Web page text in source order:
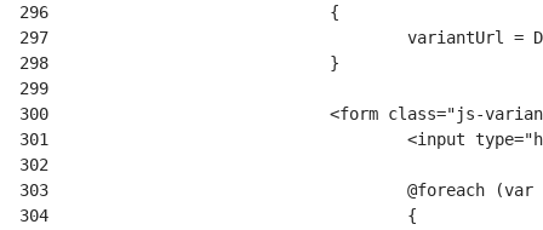
296
297
298
299
300
301
302
303
304